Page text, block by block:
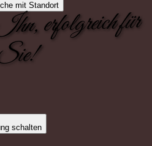
mit Standort
erfolgreich für
schalten